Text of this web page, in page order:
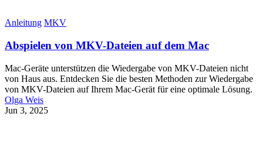
Anleitung MKV
Abspielen von MKV-Dateien auf dem Mac
Mac-Geräte unterstützen die Wiedergabe von MKV-Dateien nicht
von Haus aus. Entdecken Sie die besten Methoden zur Wiedergabe
von MKV-Dateien auf Ihrem Mac-Gerät für eine optimale Lösung.
Olga Weis
Jun 3, 2025